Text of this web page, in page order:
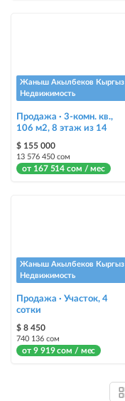
Жаныш Акылбеков Кыргыз
Недвижимость
Продажа · 3-комн. кв.,
106 м2, 8 этаж из 14
$ 155 000
13 576 450 сом
от 167 514 сом / мес
Жаныш Акылбеков Кыргыз
Недвижимость
Продажа · Участок, 4
сотки
$ 8 450
740 136 сом
от 9 919 сом / мес